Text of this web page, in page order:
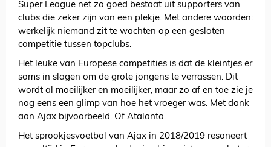
Super League net zo goed bestaat uit supporters van
clubs die zeker zijn van een plekje. Met andere woorden:
werkelijk niemand zit te wachten op een gesloten
competitie tussen topclubs.
Het leuke van Europese competities is dat de kleintjes er
soms in slagen om de grote jongens te verrassen. Dit
wordt al moeilijker en moeilijker, maar zo af en toe zie je
nog eens een glimp van hoe het vroeger was. Met dank
aan Ajax bijvoorbeeld. Of Atalanta.
Het sprookjesvoetbal van Ajax in 2018/2019 resoneert